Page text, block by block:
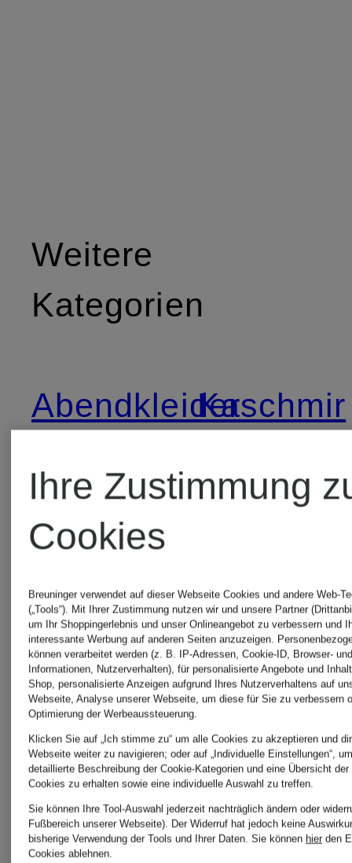
Weitere
Kategorien
Abendkleider
Anzüge
für
Herren
Bikinis
Damen
Boots
für
Kaschmir
Herren
Kleider
Lange
für
Ihre Zustimmung
Cookies
Breuninger verwendet auf dieser Webseite Cookies und andere Web-
(„Tools“). Mit Ihrer Zustimmung nutzen wir und unsere Partner
um Ihr Shoppingerlebnis und unser Onlineangebot zu verbessern und
interessante Werbung auf anderen Seiten anzuzeigen.
können verarbeitet werden (z. B. IP-Adressen, Cookie-ID, Browser-
Informationen, Nutzerverhalten), für personalisierte Angebote und
Shop, personalisierte Anzeigen aufgrund Ihres Nutzerverhaltens auf
Webseite, Analyse unserer Webseite, um diese für Sie zu verbessern
Optimierung der Werbeaussteuerung.
Klicken Sie auf „Ich stimme zu“ um alle Cookies zu akzeptieren und
Webseite weiter zu navigieren; oder auf „Individuelle Einstellungen“,
detaillierte Beschreibung der Cookie-Kategorien und eine Übersicht
Cookies zu erhalten sowie eine individuelle Auswahl zu treffen.
Sie können Ihre Tool-Auswahl jederzeit nachträglich ändern oder
Fußbereich unserer Webseite). Der Widerruf hat jedoch keine
bisherige Verwendung der Tools und Ihrer Daten. Sie können hier den
Cookies ablehnen.